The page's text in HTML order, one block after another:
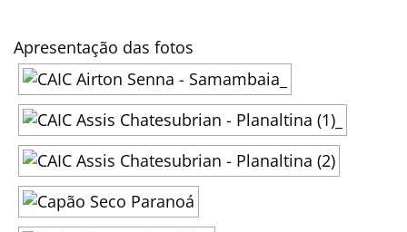
Apresentação das fotos